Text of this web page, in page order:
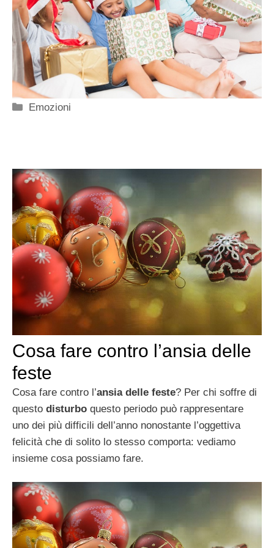
Categorie
Emozioni
Cosa fare contro l’ansia delle
feste
Cosa fare contro l’ansia delle feste? Per chi soffre di
questo disturbo questo periodo può rappresentare
uno dei più difficili dell’anno nonostante l’oggettiva
felicità che di solito lo stesso comporta: vediamo
insieme cosa possiamo fare.